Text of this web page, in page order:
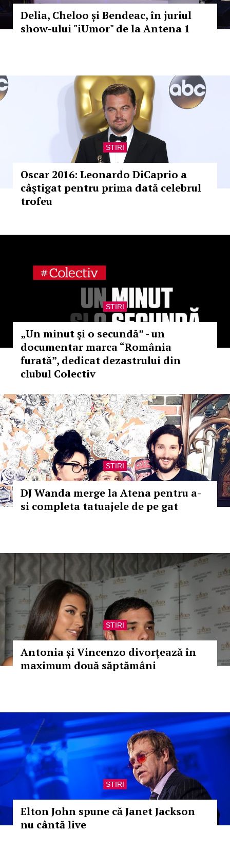
Delia, Cheloo și Bendeac, în juriul
show-ului "iUmor" de la Antena 1
STIRI
Oscar 2016: Leonardo DiCaprio a
câştigat pentru prima dată celebrul
trofeu
STIRI
„Un minut şi o secundă” - un
documentar marca “România
furată”, dedicat dezastrului din
clubul Colectiv
STIRI
DJ Wanda merge la Atena pentru a-
si completa tatuajele de pe gat
STIRI
Antonia și Vincenzo divorțează în
maximum două săptămâni
STIRI
Elton John spune că Janet Jackson
nu cântă live